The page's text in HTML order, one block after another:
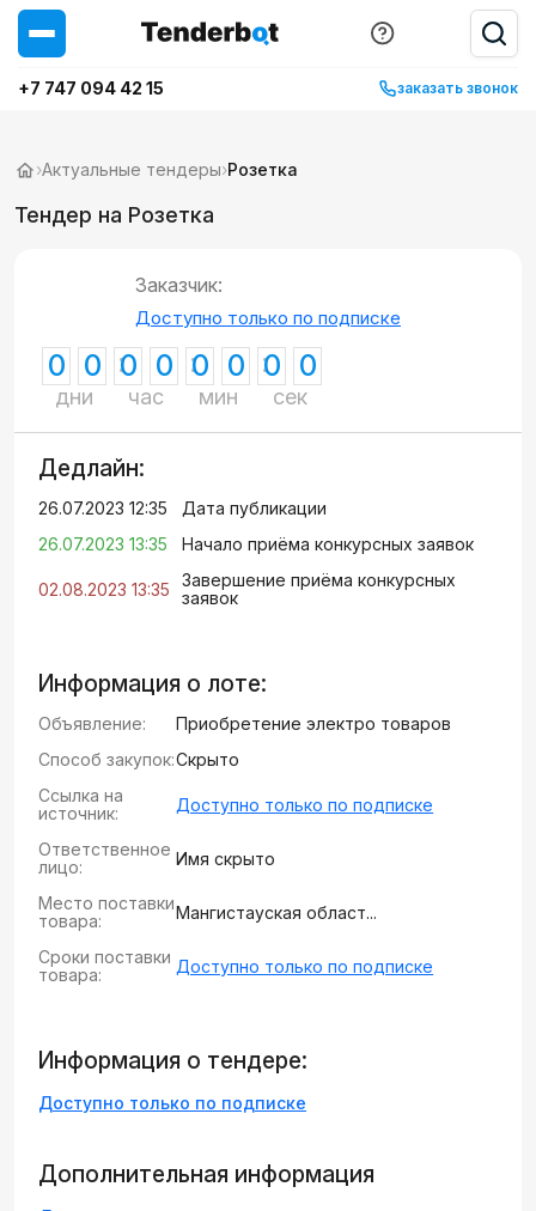
+7 747 094 42 15 заказать звонок
›Актуальные тендеры›Розетка
Тендер на Розетка
Заказчик:
Доступно только по подписке
0 0
дни
0 0
час
0 0
мин
0 0
сек
Дедлайн:
26.07.2023 12:35
Дата публикации
26.07.2023 13:35
Начало приёма конкурсных заявок
02.08.2023 13:35
Завершение приёма конкурсных
заявок
Информация о лоте:
Объявление:
Приобретение электро товаров
Способ закупок:Скрыто
Ссылка на
источник:
Доступно только по подписке
Ответственное
лицо:
Имя скрыто
Место поставки
товара:
Мангистауская област...
Сроки поставки
товара:
Доступно только по подписке
Информация о тендере:
Доступно только по подписке
Дополнительная информация